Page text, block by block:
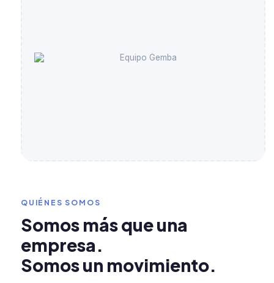
QUIÉNES SOMOS
Somos más que una
empresa.
Somos un movimiento.